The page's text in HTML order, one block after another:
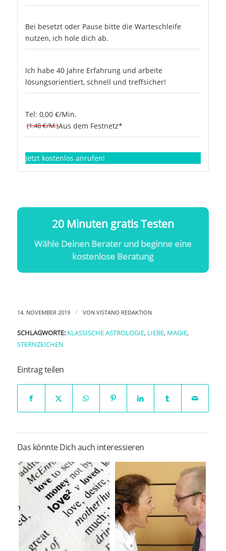
Bei besetzt oder Pause bitte die Warteschleife
nutzen, ich hole dich ab.
Ich habe 40 Jahre Erfahrung und arbeite
lösungsorientiert, schnell und treffsicher!
Tel: 0,00 €/Min.
(1.48 €/M.)Aus dem Festnetz*
Jetzt kostenlos anrufen!
20 Minuten gratis Testen
Wähle Deinen Berater und beginne eine
kostenlose Beratung
14. NOVEMBER 2019 / VON VISTANO REDAKTION
SCHLAGWORTE: KLASSISCHE ASTROLOGIE, LIEBE, MAGIE,
STERNZEICHEN
Eintrag teilen
Das könnte Dich auch interessieren